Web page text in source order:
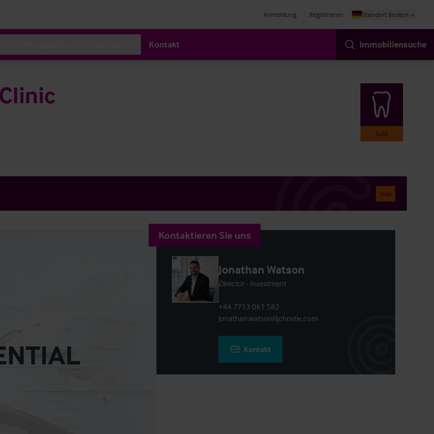
Anmeldung Registrieren Standort ändern
Kontakt Immobiliensuche
Sold
Sold
Kontaktieren Sie uns
Jonathan Watson
Director - Investment
+44 7713 061 582
jonathan.watson@christie.com
Kontakt